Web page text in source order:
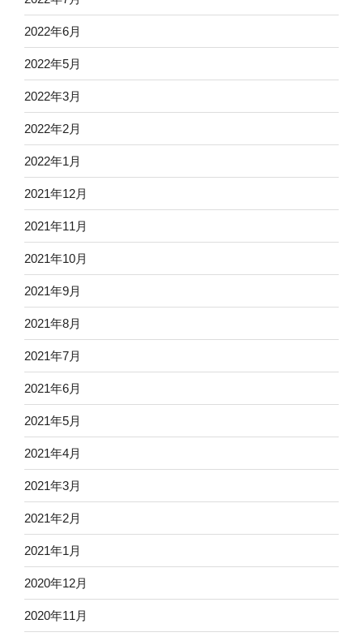
2022年6月
2022年5月
2022年3月
2022年2月
2022年1月
2021年12月
2021年11月
2021年10月
2021年9月
2021年8月
2021年7月
2021年6月
2021年5月
2021年4月
2021年3月
2021年2月
2021年1月
2020年12月
2020年11月